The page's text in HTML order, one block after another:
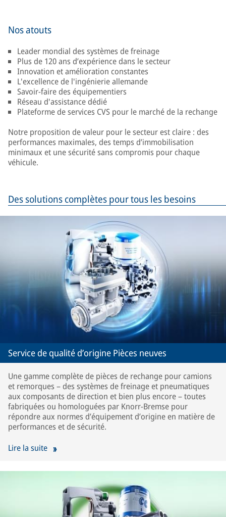
Nos atouts
Leader mondial des systèmes de freinage
Plus de 120 ans d’expérience dans le secteur
Innovation et amélioration constantes
L'excellence de l'ingénierie allemande
Savoir-faire des équipementiers
Réseau d'assistance dédié
Plateforme de services CVS pour le marché de la rechange
Notre proposition de valeur pour le secteur est claire : des
performances maximales, des temps d’immobilisation
minimaux et une sécurité sans compromis pour chaque
véhicule.
Des solutions complètes pour tous les besoins
Service de qualité d’origine Pièces neuves
Une gamme complète de pièces de rechange pour camions
et remorques – des systèmes de freinage et pneumatiques
aux composants de direction et bien plus encore – toutes
fabriquées ou homologuées par Knorr-Bremse pour
répondre aux normes d’équipement d’origine en matière de
performances et de sécurité.
Lire la suite